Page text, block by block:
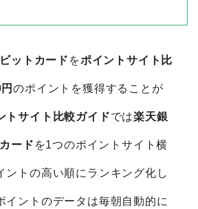
ットカード をポイントサイト比
のポイントを獲得することが
トサイト比較ガイドでは楽天銀
ード を1つのポイントサイト横
ントの高い順にランキング化し
イントのデータは毎朝自動的に